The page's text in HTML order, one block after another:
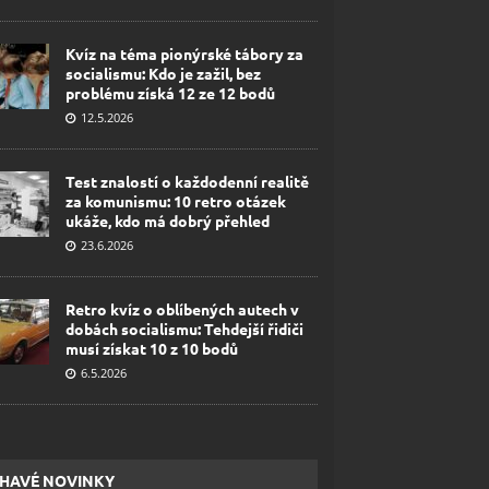
Kvíz na téma pionýrské tábory za
socialismu: Kdo je zažil, bez
problému získá 12 ze 12 bodů
12.5.2026
Test znalostí o každodenní realitě
za komunismu: 10 retro otázek
ukáže, kdo má dobrý přehled
23.6.2026
Retro kvíz o oblíbených autech v
dobách socialismu: Tehdejší řidiči
musí získat 10 z 10 bodů
6.5.2026
NOVINKY